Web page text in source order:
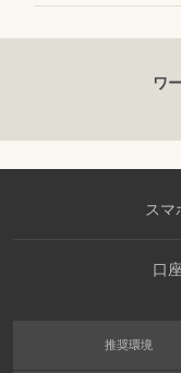
ワ
スマ
口
推奨環境